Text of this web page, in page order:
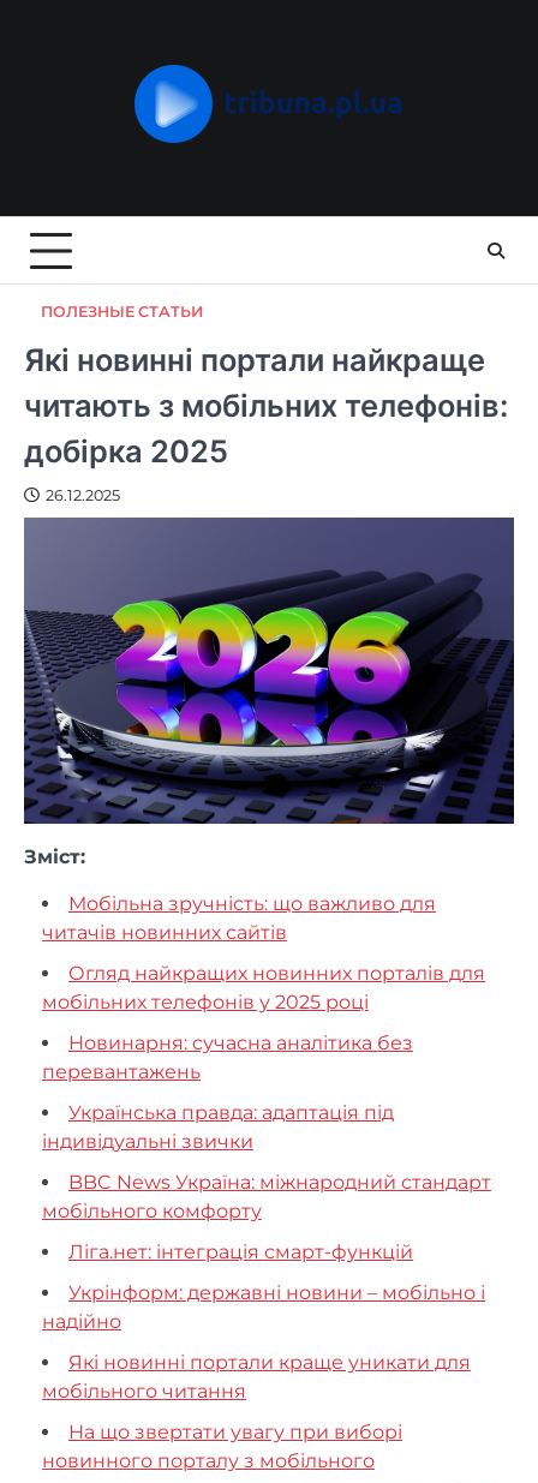
ПОЛЕЗНЫЕ СТАТЬИ
Які новинні портали найкраще
читають з мобільних телефонів:
добірка 2025
26.12.2025
Зміст:
Мобільна зручність: що важливо для
читачів новинних сайтів
Огляд найкращих новинних порталів для
мобільних телефонів у 2025 році
Новинарня: сучасна аналітика без
перевантажень
Українська правда: адаптація під
індивідуальні звички
BBC News Україна: міжнародний стандарт
мобільного комфорту
Ліга.нет: інтеграція смарт-функцій
Укрінформ: державні новини – мобільно і
надійно
Які новинні портали краще уникати для
мобільного читання
На що звертати увагу при виборі
новинного порталу з мобільного